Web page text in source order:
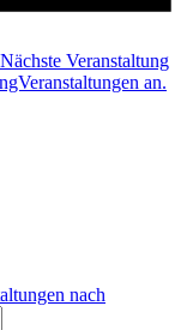
Veranstaltung
an.
nach